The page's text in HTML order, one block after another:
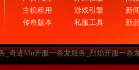
主机租用
传奇版本
游戏引擎
私服工具
新
新
奇迹Mu开服一条龙服务_烈焰开服一条